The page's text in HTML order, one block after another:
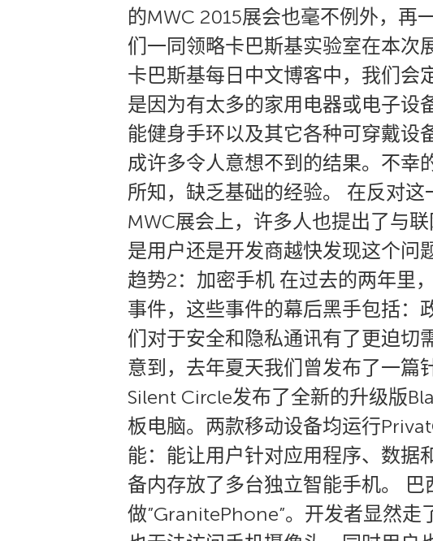
的MWC 2015展会也毫不例外，再
们一同领略卡巴斯基实验室在本次
卡巴斯基每日中文博客中，我们会
是因为有太多的家用电器或电子设
能健身手环以及其它各种可穿戴设
成许多令人意想不到的结果。不幸
所知，缺乏基础的经验。 在反对
MWC展会上，许多人也提出了与
是用户还是开发商越快发现这个问
趋势2：加密手机 在过去的两年里
事件，这些事件的幕后黑手包括：
们对于安全和隐私通讯有了更迫切
意到，去年夏天我们曾发布了一篇
Silent Circle发布了全新的升级版
板电脑。两款移动设备均运行
能：能让用户针对应用程序、数据
备内存放了多台独立智能手机。
做”GranitePhone”。开发者显然走